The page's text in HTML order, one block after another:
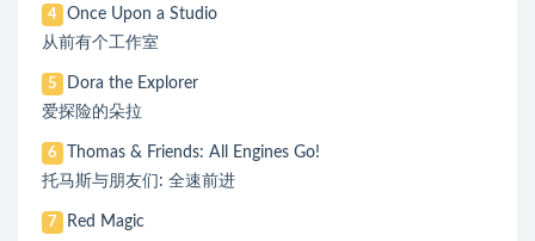
4
Once Upon a Studio
从前有个工作室
5
Dora the Explorer
爱探险的朵拉
6
Thomas & Friends: All Engines Go!
托马斯与朋友们: 全速前进
7
Red Magic